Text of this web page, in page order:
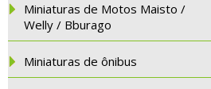
Miniaturas de Motos Maisto /
Welly / Bburago
Miniaturas de ônibus